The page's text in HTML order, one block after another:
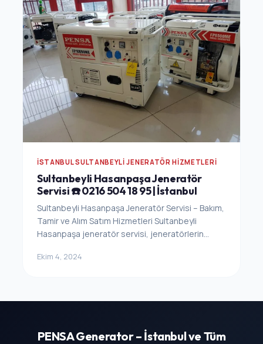
İSTANBUL SULTANBEYLI JENERATÖR HIZMETLERI
Sultanbeyli Hasanpaşa Jeneratör
Servisi ☎️ 0216 504 18 95 | İstanbul
Sultanbeyli Hasanpaşa Jeneratör Servisi – Bakım,
Tamir ve Alım Satım Hizmetleri Sultanbeyli
Hasanpaşa jeneratör servisi, jeneratörlerin...
Ekim 4, 2024
PENSA Generator – İstanbul ve Tüm